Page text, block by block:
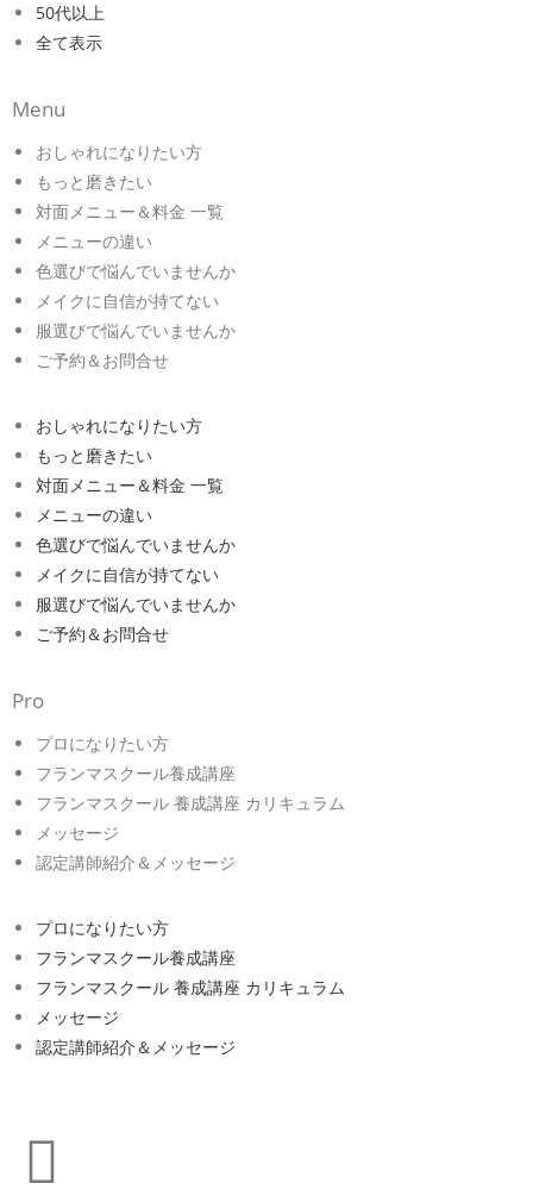
50代以上
全て表示
Menu
おしゃれになりたい方
もっと磨きたい
対面メニュー＆料金 一覧
メニューの違い
色選びで悩んでいませんか
メイクに自信が持てない
服選びで悩んでいませんか
ご予約＆お問合せ
おしゃれになりたい方
もっと磨きたい
対面メニュー＆料金 一覧
メニューの違い
色選びで悩んでいませんか
メイクに自信が持てない
服選びで悩んでいませんか
ご予約＆お問合せ
Pro
プロになりたい方
フランマスクール養成講座
フランマスクール 養成講座 カリキュラム
メッセージ
認定講師紹介＆メッセージ
プロになりたい方
フランマスクール養成講座
フランマスクール 養成講座 カリキュラム
メッセージ
認定講師紹介＆メッセージ